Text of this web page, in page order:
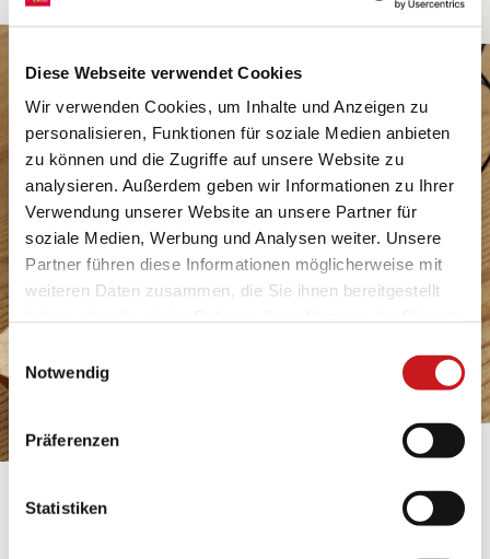
Diese Webseite verwendet Cookies
Wir verwenden Cookies, um Inhalte und Anzeigen zu
personalisieren, Funktionen für soziale Medien anbieten
zu können und die Zugriffe auf unsere Website zu
analysieren. Außerdem geben wir Informationen zu Ihrer
Verwendung unserer Website an unsere Partner für
soziale Medien, Werbung und Analysen weiter. Unsere
Partner führen diese Informationen möglicherweise mit
weiteren Daten zusammen, die Sie ihnen bereitgestellt
Datenschutzhinweisen
mehr darüber, wer wir sind, wie
personenbezogene Daten verarbeiten. Hier geht’s zum
Impressum.
Notwendig
Präferenzen
Statistiken